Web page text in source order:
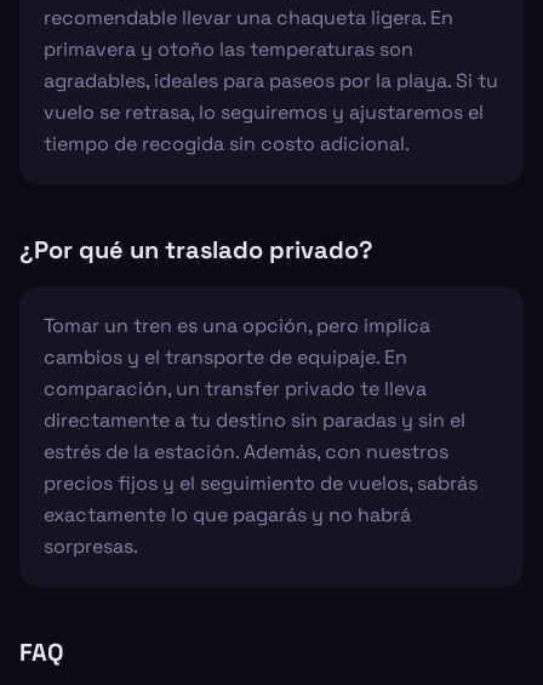
recomendable llevar una chaqueta ligera. En
primavera y otoño las temperaturas son
agradables, ideales para paseos por la playa. Si tu
vuelo se retrasa, lo seguiremos y ajustaremos el
tiempo de recogida sin costo adicional.
¿Por qué un traslado privado?
Tomar un tren es una opción, pero implica
cambios y el transporte de equipaje. En
comparación, un transfer privado te lleva
directamente a tu destino sin paradas y sin el
estrés de la estación. Además, con nuestros
precios fijos y el seguimiento de vuelos, sabrás
exactamente lo que pagarás y no habrá
sorpresas.
FAQ